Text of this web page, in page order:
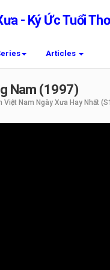
- Ký Ức Tuổi
Articles
Nam (1997)
Nam Ngày Xưa Hay Nhất